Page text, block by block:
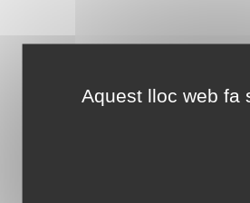
Aquest lloc web fa